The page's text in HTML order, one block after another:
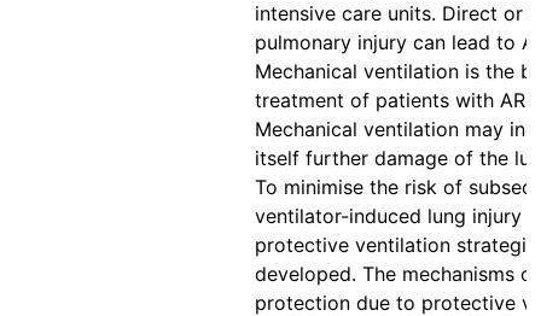
intensive care units. Direct or
pulmonary injury can lead to
Mechanical ventilation is the
treatment of patients with
Mechanical ventilation may
itself further damage of the
To minimise the risk of
ventilator-induced lung injury
protective ventilation
developed. The mechanisms
protection due to protective